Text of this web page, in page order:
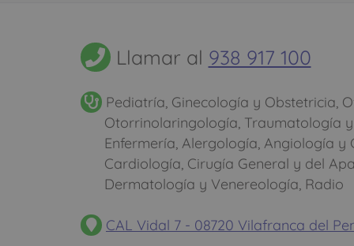
Llamar al 938 917 100
Pediatría, Ginecología y Obstetricia,
Otorrinolaringología, Traumatología
Enfermería, Alergología, Angiología y
Cardiología, Cirugía General y del
Dermatología y Venereología, Radio
CAL Vidal 7 - 08720 Vilafranca del